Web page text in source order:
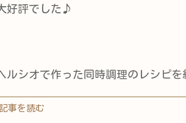
好評でした♪
シオで作った同時調理のレシピを